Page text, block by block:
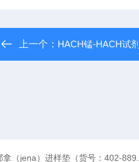
上一个： HACH锰-HACH试剂